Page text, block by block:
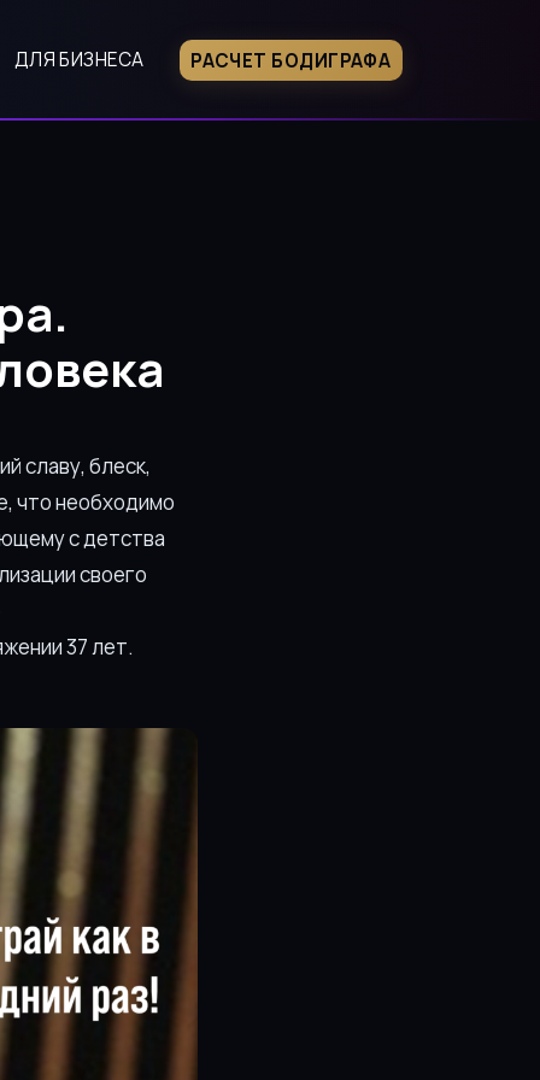
ДЛЯ БИЗНЕСА РАСЧЕТ БОДИГРАФА
славу, блеск,
что необходимо
с детства
своего
37 лет.